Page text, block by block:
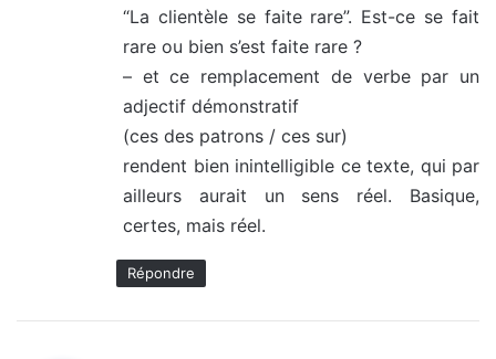
“La clientèle se faite rare”. Est-ce se fait
rare ou bien s’est faite rare ?
– et ce remplacement de verbe par un
adjectif démonstratif
(ces des patrons / ces sur)
rendent bien inintelligible ce texte, qui par
ailleurs aurait un sens réel. Basique,
certes, mais réel.
Répondre